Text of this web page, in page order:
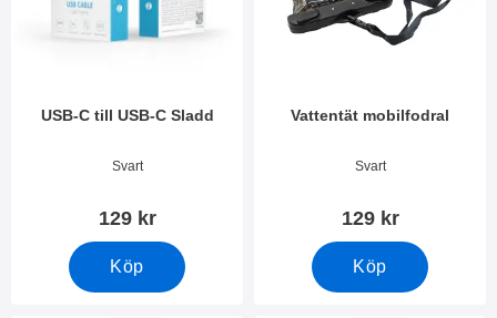
USB-C till USB-C Sladd
Art. nr 41700Svart
129 kr
Köp
Vattentät mobilfodral
Art. nr 40982Svart
129 kr
Köp